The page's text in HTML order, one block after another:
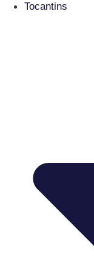
Tocantins